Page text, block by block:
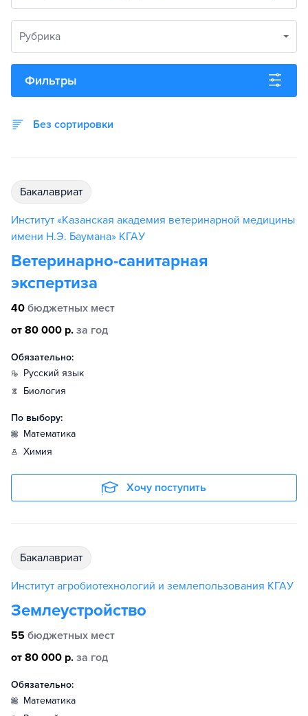
Рубрика
Фильтры
Без сортировки
бакалавриат
Институт «Казанская академия ветеринарной медицины
имени Н.Э. Баумана» КГАУ
Ветеринарно-санитарная
экспертиза
40 бюджетных мест
от 80 000 р. за год
Обязательно:
русский язык
биология
По выбору:
математика
химия
Хочу поступить
бакалавриат
Институт агробиотехнологий и землепользования КГАУ
Землеустройство
55 бюджетных мест
от 80 000 р. за год
Обязательно:
математика